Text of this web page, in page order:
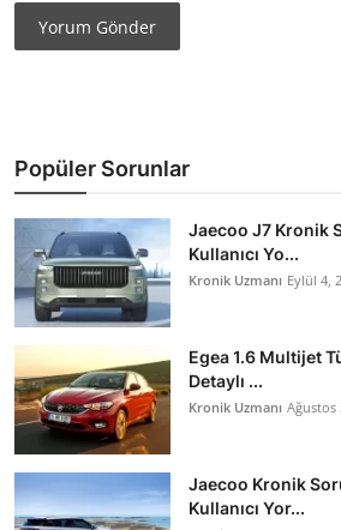
Yorum Gönder
Popüler Sorunlar
Jaecoo J7 Kronik
Kullanıcı Yo...
Kronik Uzmanı Eylül 4,
Egea 1.6 Multijet
Detaylı ...
Kronik Uzmanı Ağustos
Jaecoo Kronik
Kullanıcı Yor...